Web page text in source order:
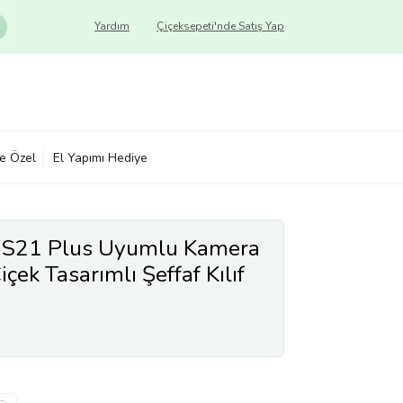
Çiçeksepeti'nde Satış Yap
Yardım
Özel El Yapımı Hediye
Plus Uyumlu Kamera
Tasarımlı Şeffaf Kılıf